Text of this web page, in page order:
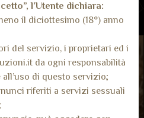
l’Utente dichiara:
il diciottesimo (18°) anno
del servizio, i proprietari ed i
da ogni responsabilità
di questo servizio;
riferiti a servizi sessuali